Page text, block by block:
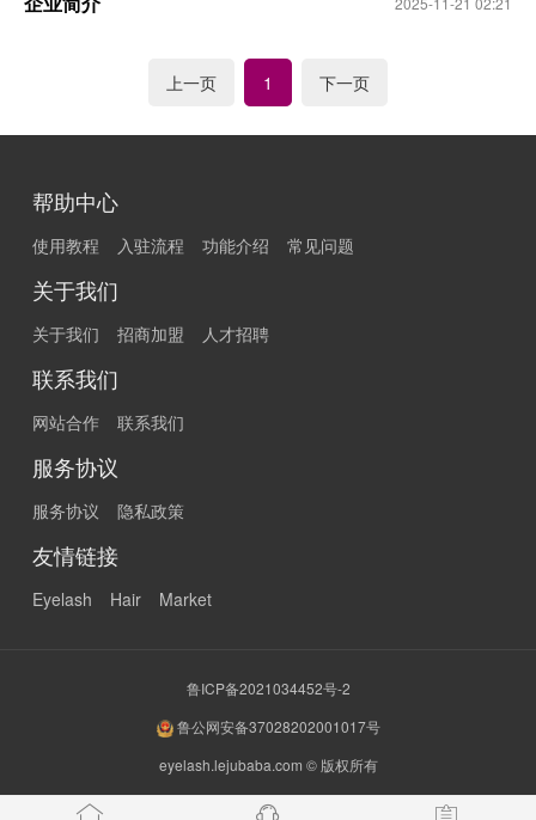
上一页 1 下一页
帮助中心
使用教程 入驻流程 功能介绍 常见问题
关于我们
关于我们 招商加盟 人才招聘
联系我们
网站合作 联系我们
服务协议
服务协议 隐私政策
友情链接
Eyelash Hair Market
鲁ICP备2021034452号-2
鲁公网安备37028202001017号
eyelash.lejubaba.com © 版权所有